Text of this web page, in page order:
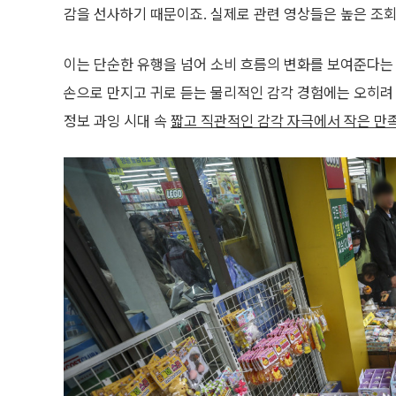
감을 선사하기 때문이죠. 실제로 관련 영상들은 높은 조
이는 단순한 유행을 넘어 소비 흐름의 변화를 보여준다
손으로 만지고 귀로 듣는 물리적인 감각 경험에는 오히
정보 과잉 시대 속 짧고 직관적인 감각 자극에서 작은 만